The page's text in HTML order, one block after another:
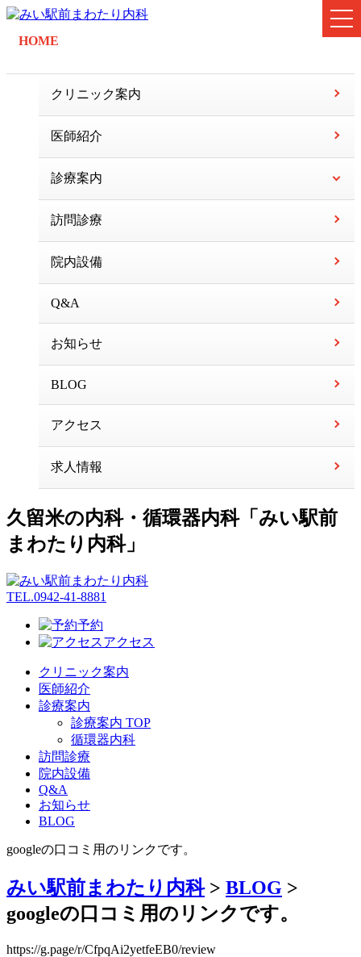
HOME
クリニック案内
医師紹介
診療案内
訪問診療
院内設備
Q&A
お知らせ
BLOG
アクセス
求人情報
久留米の内科・循環器内科「みい駅前
まわたり内科」
TEL.0942-41-8881
予約
アクセス
クリニック案内
医師紹介
診療案内
診療案内 TOP
循環器内科
訪問診療
院内設備
Q&A
お知らせ
BLOG
googleの口コミ用のリンクです。
みい駅前まわたり内科> BLOG >
googleの口コミ用のリンクです。
https://g.page/r/CfpqAi2yetfeEB0/review